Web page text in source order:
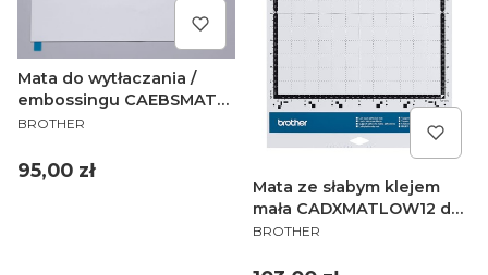
Mata do wytłaczania /
embossingu CAEBSMAT1
do ploterów Brother
PRODUCENT
BROTHER
Cena
95,00 zł
Mata ze słabym klejem
mała CADXMATLOW12 do
ploterów Brother
PRODUCENT
BROTHER